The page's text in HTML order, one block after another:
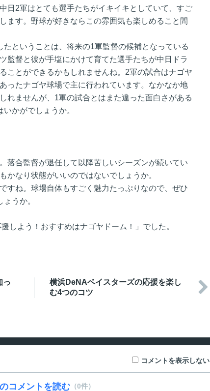
日2軍はとても選手たちがイキイキとしていて、すご
ます。野球が好きならこの雰囲気も楽しめること間
ということは、将来の1軍監督の候補となっている
監督と彼が手塩にかけて育てた選手たちが中日ドラ
ことができるかもしれませんね。2軍の試合はナゴヤ
ったナゴヤ球場で主に行われています。なかなか地
れませんが、1軍の試合とはまた違った面白さがある
かがでしょうか。
落合監督が退任して以降苦しいシーズンが続いてい
かなり状態がいいのではないでしょうか。
すね。球場自体もすごく魅力たっぷりなので、ぜひ
うか。
しよう！おすすめはナゴヤドーム！」でした。
っ
横浜DeNAベイスターズの応援を楽し
む4つのコツ

コメントを表示しない
コメントを読む （0件）